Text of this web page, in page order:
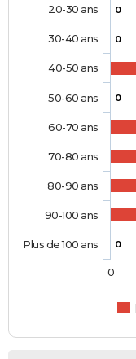
0
0
0
0
20-30 ans
30-40 ans
40-50 ans
50-60 ans
60-70 ans
70-80 ans
80-90 ans
90-100 ans
Plus de 100 ans
0